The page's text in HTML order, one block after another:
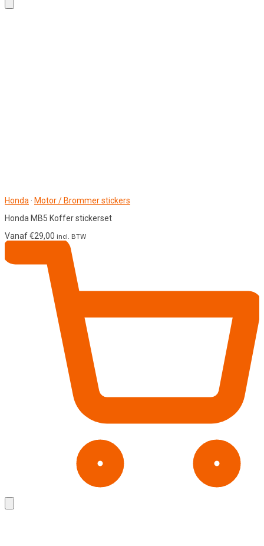
Honda · Motor / Brommer stickers
Honda MB5 Koffer stickerset
Vanaf€29,00 incl. BTW